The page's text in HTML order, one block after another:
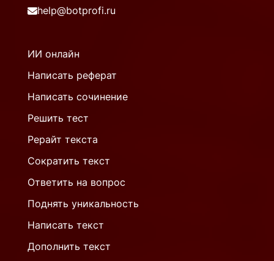
help@botprofi.ru
ИИ онлайн
Написать реферат
Написать сочинение
Решить тест
Рерайт текста
Сократить текст
Ответить на вопрос
Поднять уникальность
Написать текст
Дополнить текст